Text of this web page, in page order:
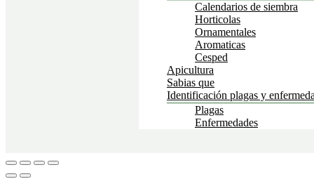
Calendarios de siembra
Horticolas
Ornamentales
Aromaticas
Cesped
Apicultura
Sabias que
Identificación plagas y
Plagas
Enfermedades